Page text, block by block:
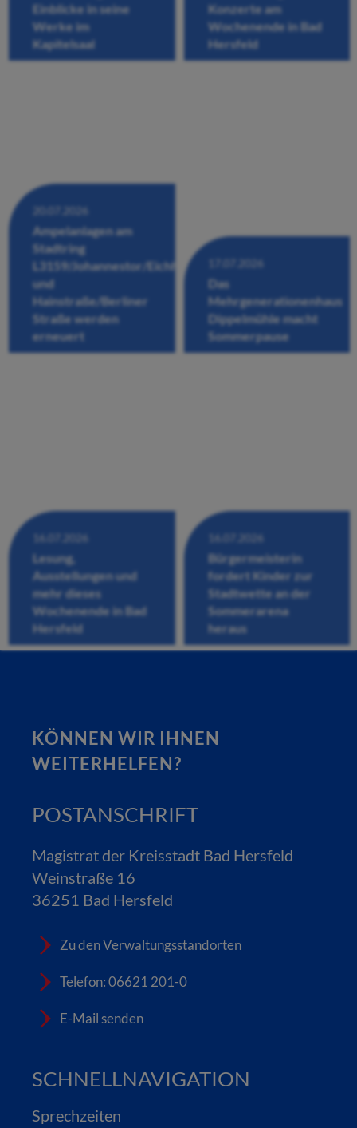
Einblicke in seine
Werke im
Kapitelsaal
Konzerte am
Wochenende in Bad
Hersfeld
20.07.2026
Ampelanlagen am
Stadtring
L3159/Johannestor/Eichhofstraße/Fuldastraße
und
Hainstraße/Berliner
Straße werden
erneuert
17.07.2026
Das
Mehrgenerationenhaus
Dippelmühle macht
Sommerpause
16.07.2026
Lesung,
Ausstellungen und
mehr dieses
Wochenende in Bad
Hersfeld
16.07.2026
Bürgermeisterin
fordert Kinder zur
Stadtwette an der
Sommerarena
heraus
KÖNNEN WIR IHNEN
WEITERHELFEN?
POSTANSCHRIFT
Magistrat der Kreisstadt Bad Hersfeld
Weinstraße 16
36251 Bad Hersfeld
Zu den Verwaltungsstandorten
Telefon: 06621 201-0
E-Mail senden
SCHNELLNAVIGATION
Sprechzeiten